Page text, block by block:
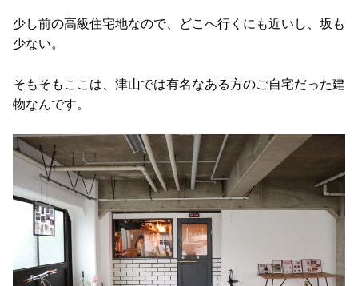
少し前の高級住宅地なので、どこへ行くにも近いし、坂も
少ない。
そもそもここは、津山では有名なある方のご自宅だった建
物なんです。